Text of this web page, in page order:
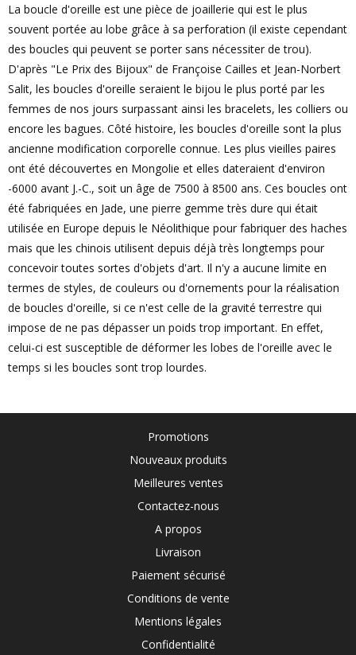
La boucle d'oreille est une pièce de joaillerie qui est le plus
souvent portée au lobe grâce à sa perforation (il existe cependant
des boucles qui peuvent se porter sans nécessiter de trou).
D'après "Le Prix des Bijoux" de Françoise Cailles et Jean-Norbert
Salit, les boucles d'oreille seraient le bijou le plus porté par les
femmes de nos jours surpassant ainsi les bracelets, les colliers ou
encore les bagues. Côté histoire, les boucles d'oreille sont la plus
ancienne modification corporelle connue. Les plus vieilles paires
ont été découvertes en Mongolie et elles dateraient d'environ
-6000 avant J.-C., soit un âge de 7500 à 8500 ans. Ces boucles ont
été fabriquées en Jade, une pierre gemme très dure qui était
utilisée en Europe depuis le Néolithique pour fabriquer des haches
mais que les chinois utilisent depuis déjà très longtemps pour
concevoir toutes sortes d'objets d'art. Il n'y a aucune limite en
termes de styles, de couleurs ou d'ornements pour la réalisation
de boucles d'oreille, si ce n'est celle de la gravité terrestre qui
impose de ne pas dépasser un poids trop important. En effet,
celui-ci est susceptible de déformer les lobes de l'oreille avec le
temps si les boucles sont trop lourdes.
Promotions
Nouveaux produits
Meilleures ventes
Contactez-nous
A propos
Livraison
Paiement sécurisé
Conditions de vente
Mentions légales
Confidentialité